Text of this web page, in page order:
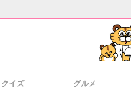
クイズ グルメ